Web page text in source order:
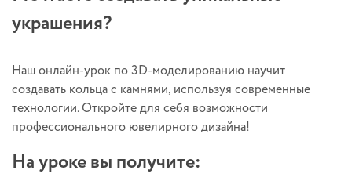
украшения?
Наш онлайн-урок по 3D-моделированию научит
создавать кольца с камнями, используя современные
технологии. Откройте для себя возможности
профессионального ювелирного дизайна!
На уроке вы получите: